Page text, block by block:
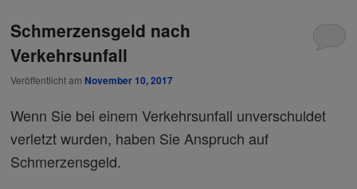
Schmerzensgeld nach
Verkehrsunfall
Veröffentlicht amNovember 10, 2017
Wenn Sie bei einem Verkehrsunfall unverschuldet
verletzt wurden, haben Sie Anspruch auf
Schmerzensgeld.